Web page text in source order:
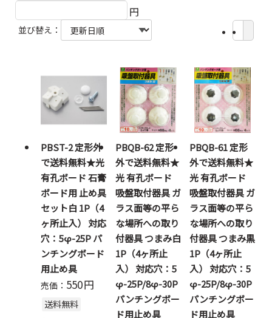
円
並び替え：
PBST-2 定形外
で送料無料★光
有孔ボード 石膏
ボード用 止め具
セット白 1P（4
ヶ所止入） 対応
穴：5φ-25P パ
ンチングボード
用止め具
売価： 550円
送料無料
PBQB-62 定形
外で送料無料★
光 有孔ボード
吸盤取付器具 ガ
ラス面等の平ら
な場所への取り
付器具 つまみ白
1P（4ヶ所止
入） 対応穴：5
φ-25P/8φ-30P
パンチングボー
ド用止め具
PBQB-61 定形
外で送料無料★
光 有孔ボード
吸盤取付器具 ガ
ラス面等の平ら
な場所への取り
付器具 つまみ黒
1P（4ヶ所止
入） 対応穴：5
φ-25P/8φ-30P
パンチングボー
ド用止め具